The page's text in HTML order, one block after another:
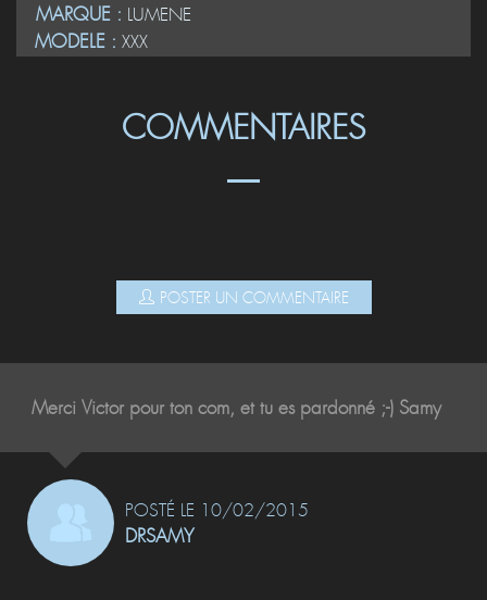
MARQUE : LUMENE
MODELE : XXX
COMMENTAIRES
POSTER UN COMMENTAIRE
Merci Victor pour ton com, et tu es pardonné ;-) Samy
POSTÉ LE 10/02/2015
DRSAMY